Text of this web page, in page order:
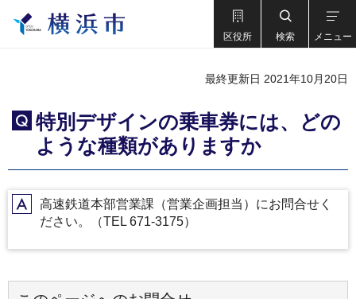
区役所 検索 メニュー
最終更新日 2021年10月20日
Q
特別デザインの乗車券には、どの
ような種類がありますか
A高速鉄道本部営業課（営業企画担当）にお問合せく
ださい。（TEL 671-3175）